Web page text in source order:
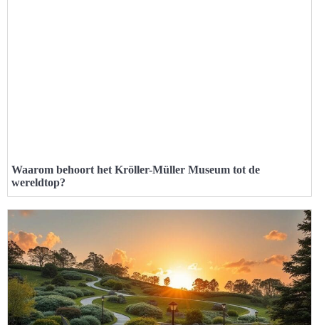
Waarom behoort het Kröller-Müller Museum tot de
wereldtop?